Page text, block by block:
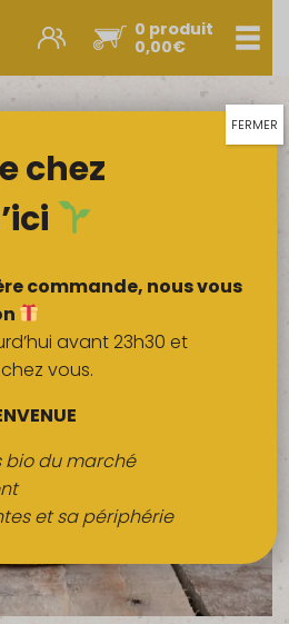
0 produit
0,00€
et nouveautés
& œufs
Fruits
Viandes
sucrée
Épices
NOUS ?
chez
commande, nous vous
avant 23h30 et
vous.
bio du marché
et sa périphérie
FERMER